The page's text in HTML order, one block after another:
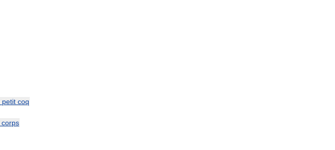
petit coq
corps